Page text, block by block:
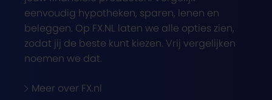
eenvoudig hypotheken, sparen, lenen en
beleggen. Op FX.NL laten we alle opties zien,
zodat jij de beste kunt kiezen. Vrij vergelijken
noemen we dat.
Meer over FX.nl